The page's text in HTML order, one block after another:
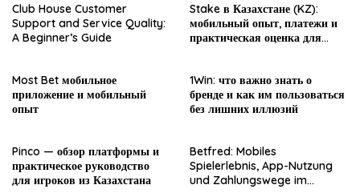
Club House Customer
Support and Service Quality:
A Beginner’s Guide
Stake в Казахстане (KZ):
мобильный опыт, платежи и
практическая оценка для
Most Bet мобильное
приложение и мобильный
опыт
1Win: что важно знать о
бренде и как им пользоваться
без лишних иллюзий
Pinco — обзор платформы и
практическое руководство
для игроков из Казахстана
Betfred: Mobiles
Spielerlebnis, App-Nutzung
und Zahlungswege im